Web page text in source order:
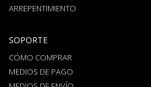
ARREPENTIMIENTO
SOPORTE
CÓMO COMPRAR
MEDIOS DE PAGO